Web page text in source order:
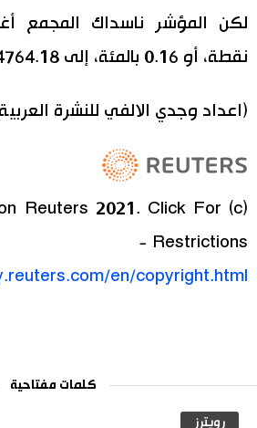
نقطة، أو 0.16 بالمئة، إلى 14764.18 نقطة.
(اعداد وجدي الالفي للنشرة
Reuters 2021. Click For
Restrictions -
en/copyright.html
كلمات مفتاحية
رويترز